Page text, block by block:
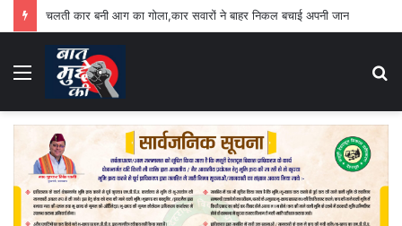
चलती कार बनी आग का गोला,कार सवारों ने बाहर निकल बचाई अपनी जान
Menu